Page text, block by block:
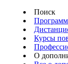
Поиск
Курсы
О